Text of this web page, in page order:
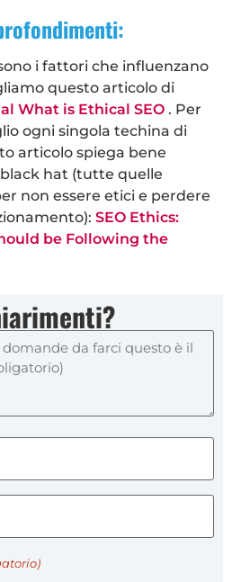
i fattori che influenzano
questo articolo di
What is Ethical SEO . Per
ogni singola techina di
articolo spiega bene
hat (tutte quelle
non essere etici e perdere
SEO Ethics:
be Following the